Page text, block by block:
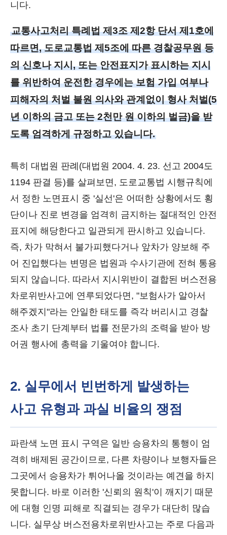
니다.
교통사고처리 특례법 제3조 제2항 단서 제1호에
따르면, 도로교통법 제5조에 따른 경찰공무원 등
의 신호나 지시, 또는 안전표지가 표시하는 지시
를 위반하여 운전한 경우에는 보험 가입 여부나
피해자의 처벌 불원 의사와 관계없이 형사 처벌(5
년 이하의 금고 또는 2천만 원 이하의 벌금)을 받
도록 엄격하게 규정하고 있습니다.
특히 대법원 판례(대법원 2004. 4. 23. 선고 2004도
1194 판결 등)를 살펴보면, 도로교통법 시행규칙에
서 정한 노면표시 중 '실선'은 어떠한 상황에서도 횡
단이나 진로 변경을 엄격히 금지하는 절대적인 안전
표지에 해당한다고 일관되게 판시하고 있습니다.
즉, 차가 막혀서 불가피했다거나 앞차가 양보해 주
어 진입했다는 변명은 법원과 수사기관에 전혀 통용
되지 않습니다. 따라서 지시위반이 결합된 버스전용
차로위반사고에 연루되었다면, "보험사가 알아서
해주겠지"라는 안일한 태도를 즉각 버리시고 경찰
조사 초기 단계부터 법률 전문가의 조력을 받아 방
어권 행사에 총력을 기울여야 합니다.
2. 실무에서 빈번하게 발생하는
사고 유형과 과실 비율의 쟁점
파란색 노면 표시 구역은 일반 승용차의 통행이 엄
격히 배제된 공간이므로, 다른 차량이나 보행자들은
그곳에서 승용차가 튀어나올 것이라는 예견을 하지
못합니다. 바로 이러한 '신뢰의 원칙'이 깨지기 때문
에 대형 인명 피해로 직결되는 경우가 대단히 많습
니다. 실무상 버스전용차로위반사고는 주로 다음과